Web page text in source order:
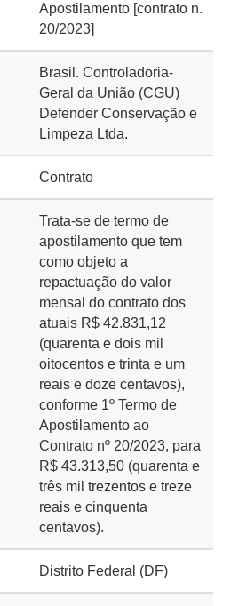
Apostilamento [contrato n.
20/2023]
Brasil. Controladoria-
Geral da União (CGU)
Defender Conservação e
Limpeza Ltda.
Contrato
Trata-se de termo de
apostilamento que tem
como objeto a
repactuação do valor
mensal do contrato dos
atuais R$ 42.831,12
(quarenta e dois mil
oitocentos e trinta e um
reais e doze centavos),
conforme 1º Termo de
Apostilamento ao
Contrato nº 20/2023, para
R$ 43.313,50 (quarenta e
três mil trezentos e treze
reais e cinquenta
centavos).
Distrito Federal (DF)